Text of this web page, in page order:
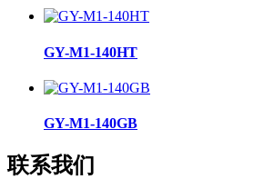
GY-M1-140HT
GY-M1-140GB
联系我们